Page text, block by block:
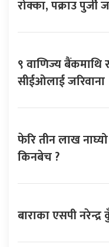
रोक्का, पक्राउ पुर्जी
९ वाणिज्य बैंकमाथि
सीईओलाई जरिवाना
फेरि तीन लाख
किनबेच ?
बाराका एसपी